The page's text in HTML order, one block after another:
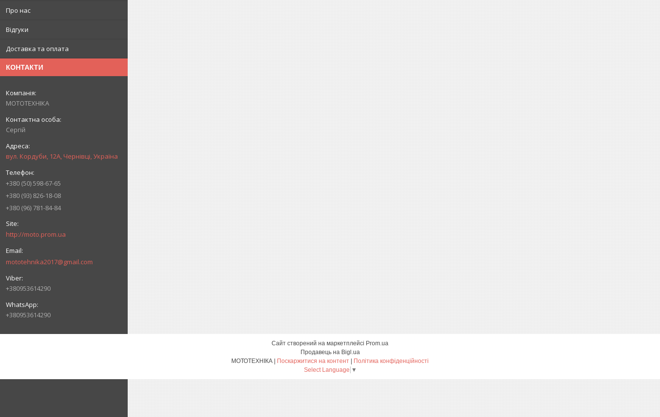
Про нас
Відгуки
Доставка та оплата
КОНТАКТИ
МОТОТЕХНІКА
Сергій
вул. Кордуби, 12А, Чернівці, Україна
+380 (50) 598-67-65
+380 (93) 826-18-08
+380 (96) 781-84-84
http://moto.prom.ua
mototehnika2017@gmail.com
+380953614290
+380953614290
Сайт створений на маркетплейсі Prom.ua
Продавець на Bigl.ua
МОТОТЕХНІКА | Поскаржитися на контент | Політика конфіденційності
Select Language ▼